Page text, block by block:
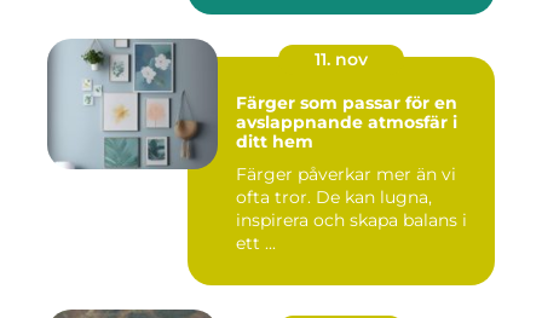
11. nov
Färger som passar för en
avslappnande atmosfär i
ditt hem
Färger påverkar mer än vi
ofta tror. De kan lugna,
inspirera och skapa balans i
ett ...